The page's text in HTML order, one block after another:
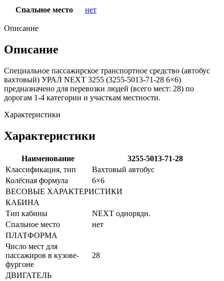
Спальное место нет
Описание
Описание
Специальное пассажирское транспортное средство (автобус
вахтовый) УРАЛ NEXT 3255 (3255-5013-71-28 6×6)
предназначено для перевозки людей (всего мест: 28) по
дорогам 1-4 категории и участкам местности.
Характеристики
Характеристики
Наименование
3255-5013-71-28
Классификация, тип
Вахтовый автобус
Колёсная формула
6×6
ВЕСОВЫЕ ХАРАКТЕРИСТИКИ
КАБИНА
Тип кабины
NEXT однорядн.
Спальное место
нет
ПЛАТФОРМА
Число мест для
пассажиров в кузове-
фургоне
28
ДВИГАТЕЛЬ